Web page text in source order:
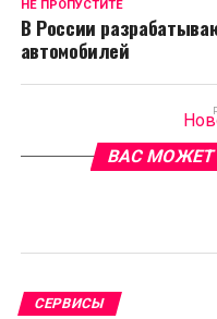
НЕ ПРОПУСТИТЕ
В России
автомобилей
ВАС МОЖЕТ
СЕРВИСЫ